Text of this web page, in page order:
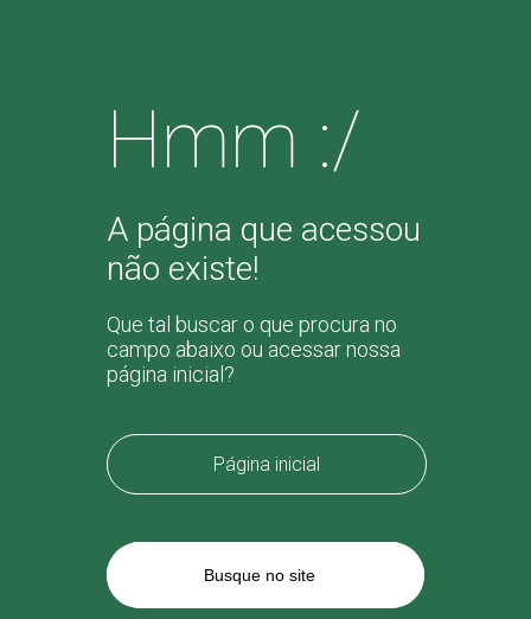
Hmm :/
A página que acessou
não existe!
Que tal buscar o que procura no
campo abaixo ou acessar nossa
página inicial?
Página inicial